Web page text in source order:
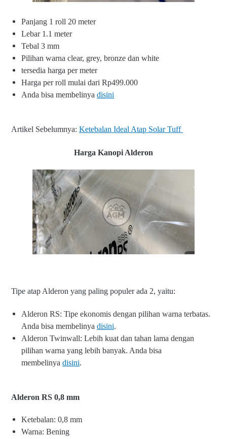
Panjang 1 roll 20 meter
Lebar 1.1 meter
Tebal 3 mm
Pilihan warna clear, grey, bronze dan white
tersedia harga per meter
Harga per roll mulai dari Rp499.000
Anda bisa membelinya disini
Artikel Sebelumnya: Ketebalan Ideal Atap Solar Tuff
Harga Kanopi Alderon
Tipe atap Alderon yang paling populer ada 2, yaitu:
Alderon RS: Tipe ekonomis dengan pilihan warna terbatas.
Anda bisa membelinya disini.
Alderon Twinwall: Lebih kuat dan tahan lama dengan
pilihan warna yang lebih banyak. Anda bisa
membelinya disini.
Alderon RS 0,8 mm
Ketebalan: 0,8 mm
Warna: Bening